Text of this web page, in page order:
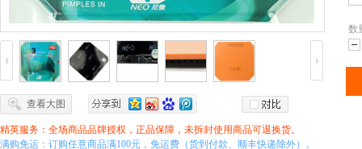
数
查看大图
精英服务：全场商品品牌授权，正品保障，未拆封使用商品可退换货。
满购免运：订购任意商品满100元，免运费（货到付款、顺丰快递除外）。